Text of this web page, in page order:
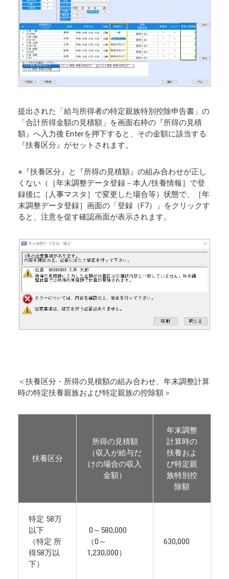
提出された「給与所得者の特定親族特別控除申告書」の
「合計所得金額の見積額」を画面右枠の『所得の見積
額』へ入力後 Enterを押下すると、その金額に該当する
『扶養区分』がセットされます。
※『扶養区分』と『所得の見積額』の組み合わせが正し
くない（［年末調整データ登録－本人/扶養情報］で登
録後に［人事マスタ］で変更した場合等）状態で、［年
末調整データ登録］画面の「登録（F7）」をクリックす
ると、注意を促す確認画面が表示されます。
＜扶養区分・所得の見積額の組み合わせ、年末調整計算
時の特定扶養親族および特定親族の控除額＞
扶養区分
所得の見積額
（収入が給与だ
けの場合の収入
金額）
年末調整
計算時の
扶養およ
び特定親
族特別控
除額
特定 58万
以下
（特定 所
得58万以
下）
0～580,000
（0～
1,230,000）
630,000